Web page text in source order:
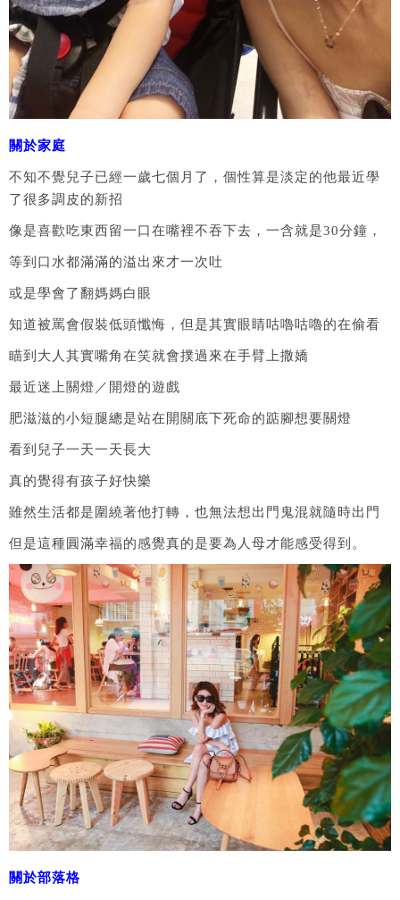
關於家庭
不知不覺兒子已經一歲七個月了，個性算是淡定的他最近學
了很多調皮的新招
像是喜歡吃東西留一口在嘴裡不吞下去，一含就是30分鐘，
等到口水都滿滿的溢出來才一次吐
或是學會了翻媽媽白眼
知道被罵會假裝低頭懺悔，但是其實眼睛咕嚕咕嚕的在偷看
瞄到大人其實嘴角在笑就會撲過來在手臂上撒嬌
最近迷上關燈／開燈的遊戲
肥滋滋的小短腿總是站在開關底下死命的踮腳想要關燈
看到兒子一天一天長大
真的覺得有孩子好快樂
雖然生活都是圍繞著他打轉，也無法想出門鬼混就隨時出門
但是這種圓滿幸福的感覺真的是要為人母才能感受得到。
關於部落格